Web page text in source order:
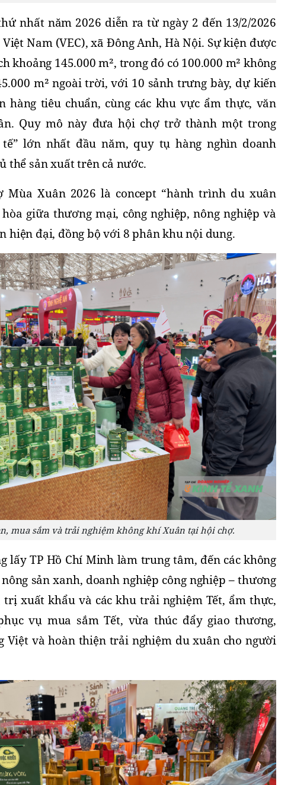
nhất năm 2026 diễn ra từ ngày 2 đến 13/2/2026
Nam (VEC), xã Đông Anh, Hà Nội. Sự kiện được
khoảng 145.000 m², trong đó có 100.000 m² không
m² ngoài trời, với 10 sảnh trưng bày, dự kiến
hàng tiêu chuẩn, cùng các khu vực ẩm thực, văn
Quy mô này đưa hội chợ trở thành một trong
lớn nhất đầu năm, quy tụ hàng nghìn doanh
thể sản xuất trên cả nước.
Mùa Xuân 2026 là concept “hành trình du xuân
giữa thương mại, công nghiệp, nông nghiệp và
hiện đại, đồng bộ với 8 phân khu nội dung.
mua sắm và trải nghiệm không khí Xuân tại hội chợ.
lấy TP Hồ Chí Minh làm trung tâm, đến các không
sản xanh, doanh nghiệp công nghiệp – thương
xuất khẩu và các khu trải nghiệm Tết, ẩm thực,
vụ mua sắm Tết, vừa thúc đẩy giao thương,
Việt và hoàn thiện trải nghiệm du xuân cho người